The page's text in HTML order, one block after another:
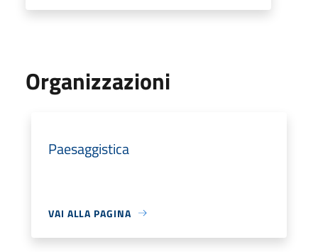
Organizzazioni
Paesaggistica
VAI ALLA PAGINA